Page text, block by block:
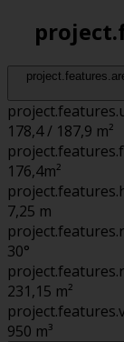
178,4 / 187,9 m²
176,4m²
7,25 m
30°
231,15 m²
950 m³